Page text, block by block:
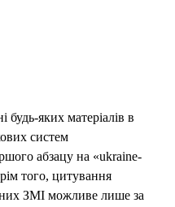
будь-яких матеріалів в
систем
абзацу на «ukraine-
того, цитування
ЗМІ можливе лише за